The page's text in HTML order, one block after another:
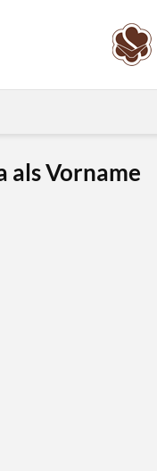
als Vorname